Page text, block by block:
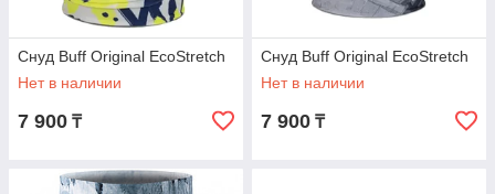
Снуд Buff Original EcoStretch
Нет в наличии
7 900 ₸
Снуд Buff Original EcoStretch
Нет в наличии
7 900 ₸